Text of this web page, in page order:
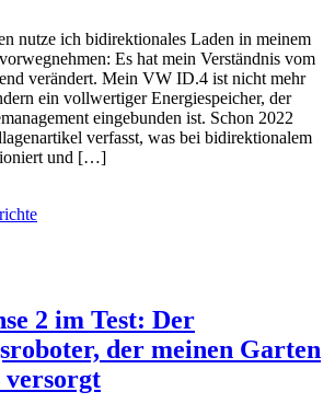
nutze ich bidirektionales Laden in meinem
Es hat mein Verständnis vom
verändert. Mein VW ID.4 ist nicht mehr
ein vollwertiger Energiespeicher, der
eingebunden ist. Schon 2022
verfasst, was bei bidirektionalem
und […]
2 im Test: Der
der meinen Garten
versorgt